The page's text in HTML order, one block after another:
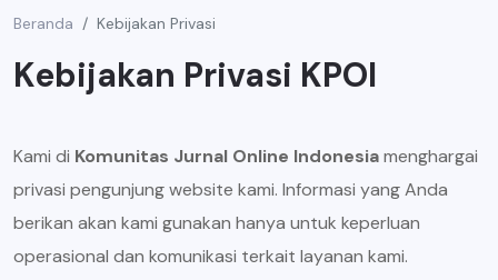
Beranda Kebijakan Privasi
Kebijakan Privasi KPOI
Kami di Komunitas Jurnal Online Indonesiamenghargai
privasi pengunjung website kami. Informasi yang Anda
berikan akan kami gunakan hanya untuk keperluan
operasional dan komunikasi terkait layanan kami.